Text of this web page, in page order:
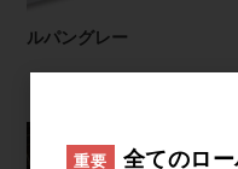
ルパングレー
重要
全てのロ